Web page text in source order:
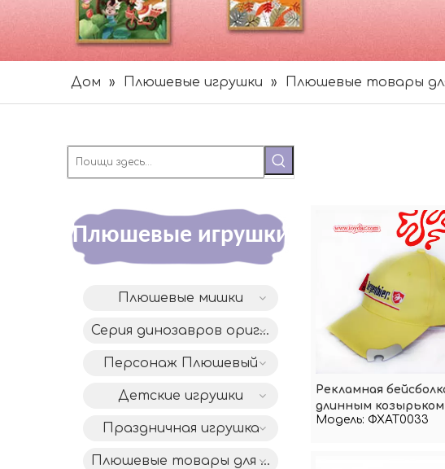
Дом » Плюшевые игрушки » Плюшевые товары
Плюшевые игрушки
Плюшевые мишки
Серия динозавров оригинального дизайна DAC
Персонаж Плюшевый
Детские игрушки
Праздничная игрушка
Плюшевые товары для дома
Рекламная
длинным козырьком
Модель: ФХАТ0033